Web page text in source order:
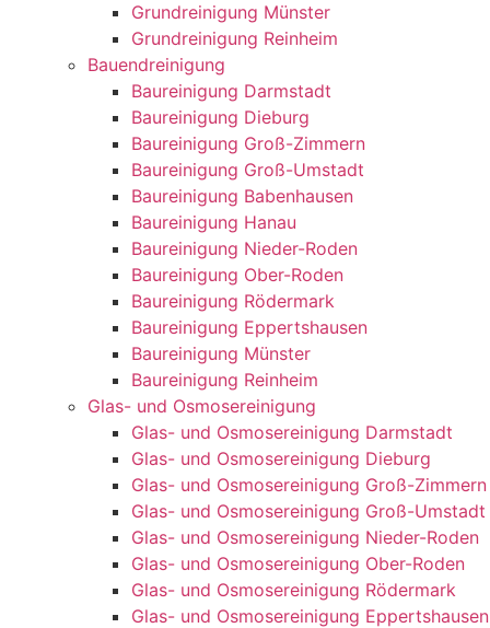
Grundreinigung Münster
Grundreinigung Reinheim
Bauendreinigung
Baureinigung Darmstadt
Baureinigung Dieburg
Baureinigung Groß-Zimmern
Baureinigung Groß-Umstadt
Baureinigung Babenhausen
Baureinigung Hanau
Baureinigung Nieder-Roden
Baureinigung Ober-Roden
Baureinigung Rödermark
Baureinigung Eppertshausen
Baureinigung Münster
Baureinigung Reinheim
Glas- und Osmosereinigung
Glas- und Osmosereinigung Darmstadt
Glas- und Osmosereinigung Dieburg
Glas- und Osmosereinigung Groß-Zimmern
Glas- und Osmosereinigung Groß-Umstadt
Glas- und Osmosereinigung Nieder-Roden
Glas- und Osmosereinigung Ober-Roden
Glas- und Osmosereinigung Rödermark
Glas- und Osmosereinigung Eppertshausen